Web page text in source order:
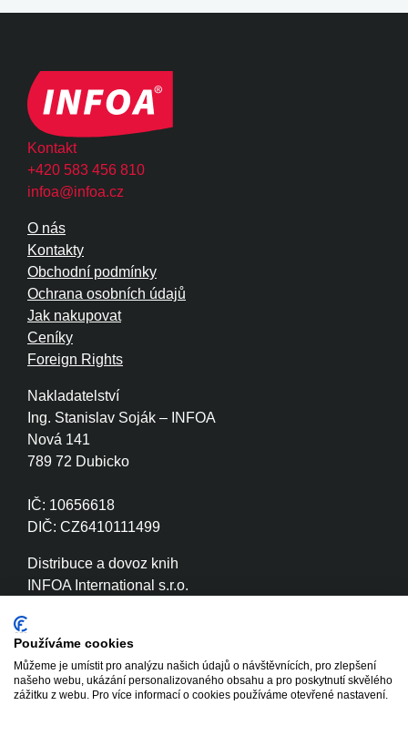
Kontakt
+420 583 456 810
infoa@infoa.cz
Nakladatelství
Ing. Stanislav Soják – INFOA
Nová 141
789 72 Dubicko
IČ: 10656618
DIČ: CZ6410111499
Distribuce a dovoz knih
INFOA International s.r.o.
IČ: 26870886
DIČ: CZ26870886
O nás
Kontakty
Obchodní podmínky
Ochrana osobních údajů
Jak nakupovat
Ceníky
Foreign Rights
Používáme cookies
Můžeme je umístit pro analýzu našich údajů o návštěvnících, pro zlepšení
našeho webu, ukázání personalizovaného obsahu a pro poskytnutí skvělého
zážitku z webu. Pro více informací o cookies používáme otevřené nastavení.